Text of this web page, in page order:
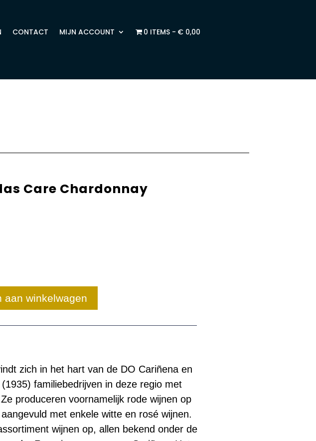
CONTACT MIJN ACCOUNT 0 ITEMS € 0,00
Care Chardonnay
aan winkelwagen
zich in het hart van de DO Cariñena en
familiebedrijven in deze regio met
produceren voornamelijk rode wijnen op
met enkele witte en rosé wijnen.
wijnen op, allen bekend onder de